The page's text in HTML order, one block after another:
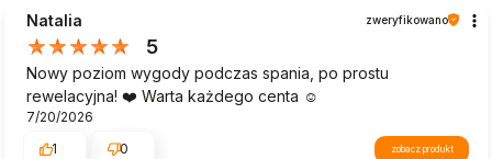
zapewnić Ci bezproblemowe zakupy i wysoką jakość
naszych produktów. Twoje zadowolenie to nasz
priorytet – mamy nadzieję, że wrócisz do nas w
przyszłości.
Natalia zweryfikowano
5
Nowy poziom wygody podczas spania, po prostu
rewelacyjna! ❤️ Warta każdego centa ☺️
7/20/2026
1
0 zobacz produkt